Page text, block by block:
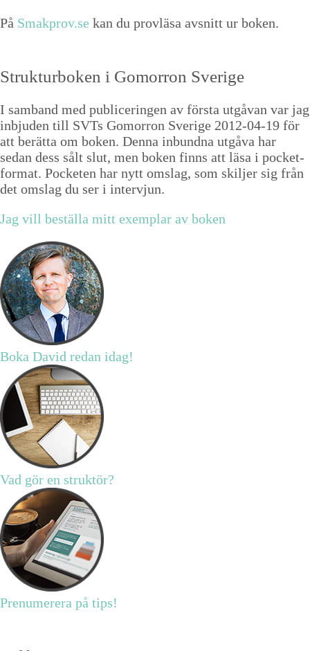
På Smakprov​.se kan du provläsa avs­nitt ur boken.
Struk­tur­bo­ken i Gomor­ron Sverige
I sam­band med pub­licerin­gen av förs­ta utgå­van var jag
inbju­den till SVTs Gomor­ron Sverige 2012-04-19 för
att berät­ta om boken. Den­na inbund­na utgå­va har
sedan dess sålt slut, men boken finns att läsa i pock­et­
for­mat. Pock­eten har nytt omslag, som skil­jer sig från
det omslag du ser i intervjun.
Jag vill bestäl­la mitt exem­plar av boken
Boka David redan idag!
Vad gör en struktör?
Prenumerera på tips!